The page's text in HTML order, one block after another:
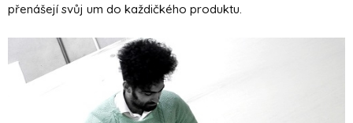
přenášejí svůj um do každičkého produktu.